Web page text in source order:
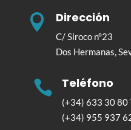
 Dirección
C/ Siroco n°23
Dos Hermanas,
 Teléfono
(+34) 633 30 80
(+34) 955 937